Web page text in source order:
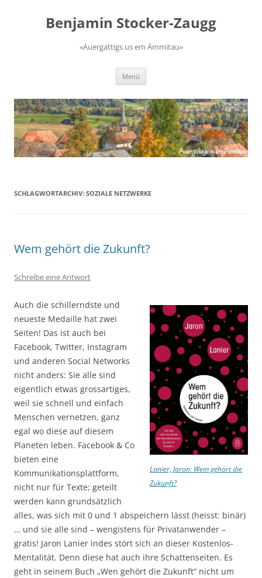
springenBenjamin Stocker-Zaugg
«Auergattigs us em Ämmitau»
Menü
SCHLAGWORTARCHIV: SOZIALE NETZWERKE
Wem gehört die Zukunft?
Schreibe eine Antwort
Lanier, Jaron: Wem gehört die
Zukunft?
Auch die schillerndste und
neueste Medaille hat zwei
Seiten! Das ist auch bei
Facebook, Twitter, Instagram
und anderen Social Networks
nicht anders: Sie alle sind
eigentlich etwas grossartiges,
weil sie schnell und einfach
Menschen vernetzen, ganz
egal wo diese auf diesem
Planeten leben. Facebook & Co
bieten eine
Kommunikationsplattform,
nicht nur für Texte; geteilt
werden kann grundsätzlich
alles, was sich mit 0 und 1 abspeichern lässt (heisst: binär)
… und sie alle sind – wengistens für Privatanwender –
gratis! Jaron Lanier indes stört sich an dieser Kostenlos-
Mentalität. Denn diese hat auch ihre Schattenseiten. Es
geht in seinem Buch „Wen gehört die Zukunft“ nicht um